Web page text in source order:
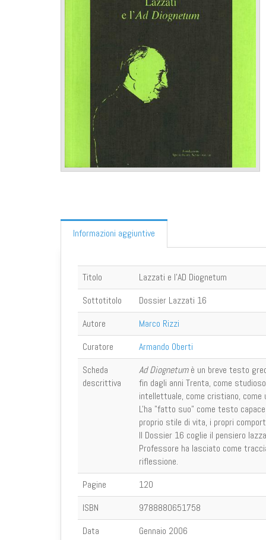
Informazioni aggiuntive
Titolo
Lazzati e l'AD Diognetum
Sottotitolo
Dossier Lazzati 16
Autore
Marco Rizzi
Curatore
Armando Oberti
Scheda
descrittiva
Ad Diognetumè un breve testo
fin dagli anni Trenta, come
intellettuale, come cristiano, come
L'ha "fatto suo" come testo
proprio stile di vita, i propri
Il Dossier 16 coglie il pensiero
Professore ha lasciato come
riflessione.
Pagine
120
ISBN
9788880651758
Data
Gennaio 2006